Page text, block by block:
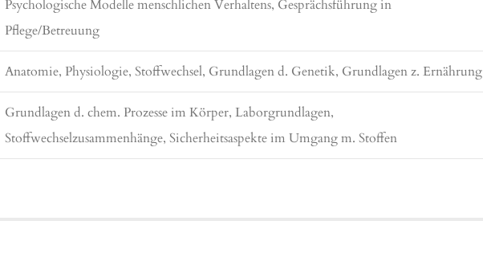
Psychologische Modelle menschlichen Verhaltens, Gesprächsführung in
Pflege/Betreuung
Anatomie, Physiologie, Stoffwechsel, Grundlagen d. Genetik, Grundlagen z. Ernährung
Grundlagen d. chem. Prozesse im Körper, Laborgrundlagen,
Stoffwechselzusammenhänge, Sicherheitsaspekte im Umgang m. Stoffen